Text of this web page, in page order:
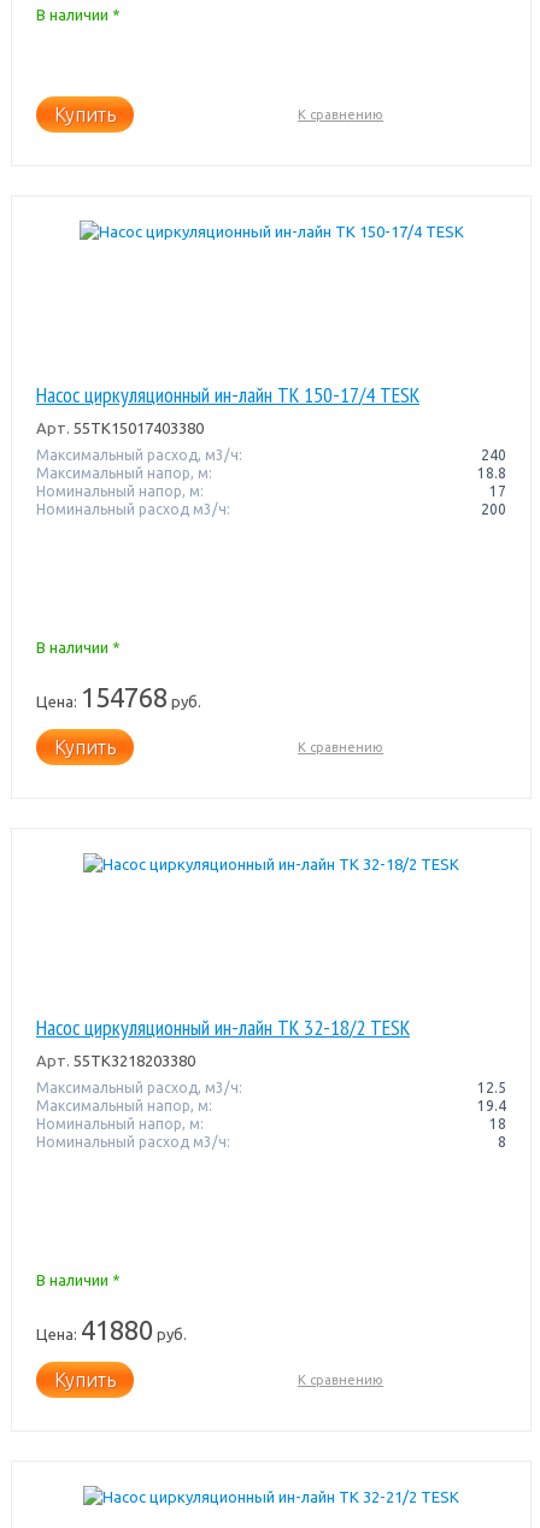
В наличии *
Купить К сравнению
Насос циркуляционный ин-лайн TK 150-17/4 TESK
Арт. 55TK15017403380
Максимальный расход, м3/ч:
240
Максимальный напор, м:
18.8
Номинальный напор, м:
17
Номинальный расход м3/ч:
200
В наличии *
Цена: 154768 руб.
Купить К сравнению
Насос циркуляционный ин-лайн TK 32-18/2 TESK
Арт. 55TK3218203380
Максимальный расход, м3/ч:
12.5
Максимальный напор, м:
19.4
Номинальный напор, м:
18
Номинальный расход м3/ч:
8
В наличии *
Цена: 41880 руб.
Купить К сравнению